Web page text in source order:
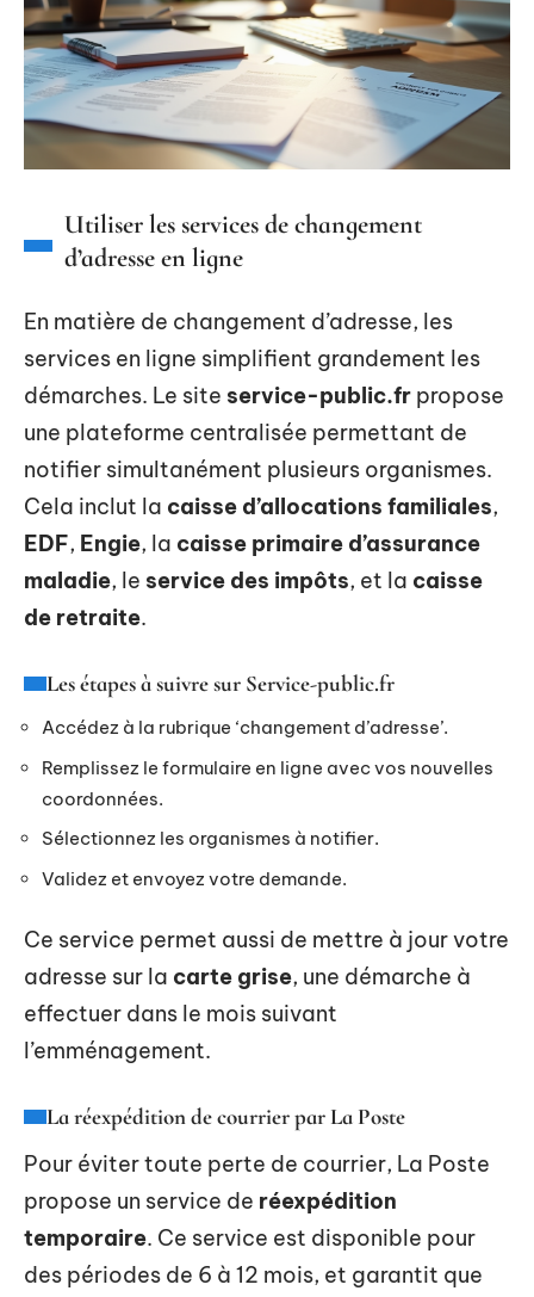
Utiliser les services de changement
d’adresse en ligne
En matière de changement d’adresse, les
services en ligne simplifient grandement les
démarches. Le site service-public.fr propose
une plateforme centralisée permettant de
notifier simultanément plusieurs organismes.
Cela inclut la caisse d’allocations familiales,
EDF, Engie, la caisse primaire d’assurance
maladie, le service des impôts, et la caisse
de retraite.
Les étapes à suivre sur Service-public.fr
Accédez à la rubrique ‘changement d’adresse’.
Remplissez le formulaire en ligne avec vos nouvelles
coordonnées.
Sélectionnez les organismes à notifier.
Validez et envoyez votre demande.
Ce service permet aussi de mettre à jour votre
adresse sur la carte grise, une démarche à
effectuer dans le mois suivant
l’emménagement.
La réexpédition de courrier par La Poste
Pour éviter toute perte de courrier, La Poste
propose un service de réexpédition
temporaire. Ce service est disponible pour
des périodes de 6 à 12 mois, et garantit que